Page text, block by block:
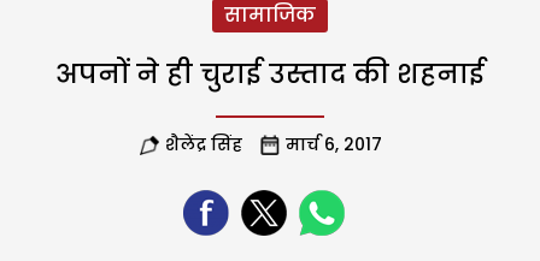
सामाजिक
अपनों ने ही चुराई उस्ताद की शहनाई
शैलेंद्र सिंह मार्च 6, 2017